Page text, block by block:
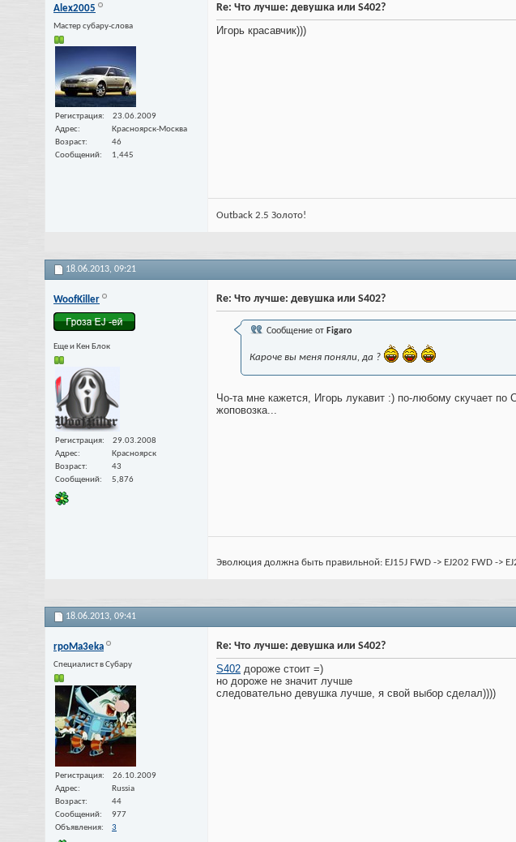
Alex2005
Мастер субару-слова
Регистрация
23.06.2009
Адрес
Красноярск-Москва
Возраст
46
Сообщений
1,445
Re: Что лучше: девушка или S402?
Игорь красавчик)))
Outback 2.5 Золото!
18.06.2013, 09:21
WoofKiller
Еще и Кен Блок
Регистрация
29.03.2008
Адрес
Красноярск
Возраст
43
Сообщений
5,876
Re: Что лучше: девушка или S402?
Сообщение от Figaro
Кароче вы меня поняли, да ?
Чо-та мне кажется, Игорь лукавит :) по-любому скучает
жоповозка...
Эволюция должна быть правильной: EJ15J FWD -> EJ202 FWD ->
18.06.2013, 09:41
rpoMa3eka
Специалист в Субару
Регистрация
26.10.2009
Адрес
Russia
Возраст
44
Сообщений
977
Объявления
3
Re: Что лучше: девушка или S402?
S402 дороже стоит =)
но дороже не значит лучше
следовательно девушка лучше, я свой выбор сделал))))